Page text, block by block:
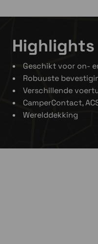
Highlights
Geschikt voor on-
Robuuste
Verschillende
CamperContact,
Werelddekking